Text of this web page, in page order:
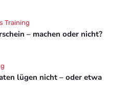
– machen oder nicht?
Training
lügen nicht – oder etwa